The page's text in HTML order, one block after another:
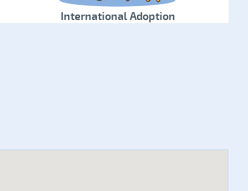
International Adoption